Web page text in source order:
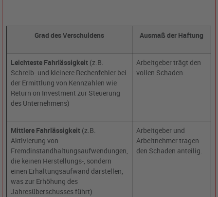
Grad des Verschuldens Ausmaß der Haftung
Leichteste Fahrlässigkeit (z.B.
Schreib- und kleinere Rechenfehler bei
der Ermittlung von Kennzahlen wie
Return on Investment zur Steuerung
des Unternehmens)
Arbeitgeber trägt den
vollen Schaden.
Mittlere Fahrlässigkeit (z.B.
Aktivierung von
Fremdinstandhaltungsaufwendungen,
die keinen Herstellungs-, sondern
einen Erhaltungsaufwand darstellen,
was zur Erhöhung des
Jahresüberschusses führt)
Arbeitgeber und
Arbeitnehmer tragen
den Schaden anteilig.